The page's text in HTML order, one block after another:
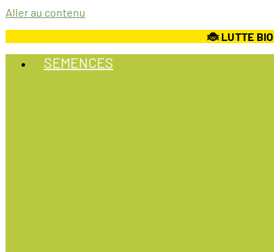
Aller au contenu
🐞 LUTTE BIO
SEMENCES